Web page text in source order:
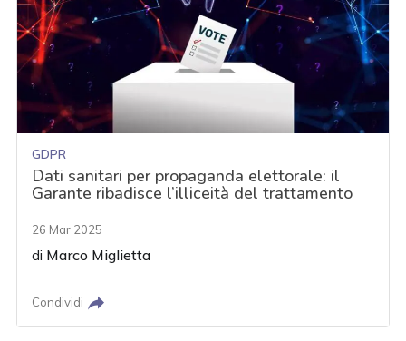
GDPR
Dati sanitari per propaganda elettorale: il
Garante ribadisce l’illiceità del trattamento
26 Mar 2025
di Marco Miglietta
Condividi